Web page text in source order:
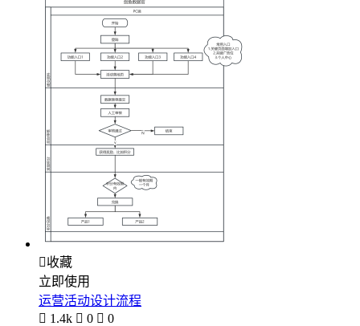
收藏
立即使用
运营活动设计流程
 1.4k  0  0